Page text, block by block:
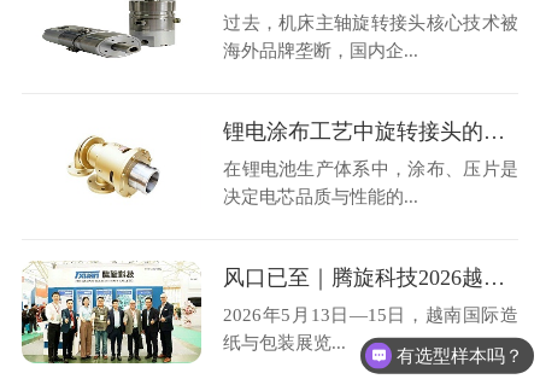
过去，机床主轴旋转接头核心技术被
海外品牌垄断，国内企...
锂电涂布工艺中旋转接头的选型与运维避损方案
在锂电池生产体系中，涂布、压片是
决定电芯品质与性能的...
风口已至｜腾旋科技2026越南造纸展圆满收官
2026年5月13日—15日，越南国际造
纸与包装展览...
有选型样本吗？